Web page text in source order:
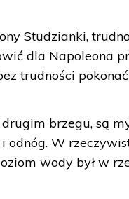
Studzianki,
dla Napoleona
trudności
brzegu, są
W
wody był w